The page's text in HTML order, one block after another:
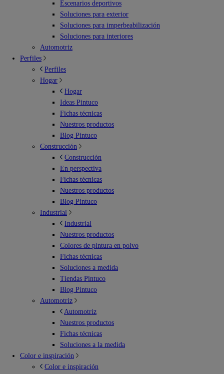
Escenarios deportivos
Soluciones para exterior
Soluciones para imperbeabilización
Soluciones para interiores
Automotriz
Perfiles
Perfiles
Hogar
Hogar
Ideas Pintuco
Fichas técnicas
Nuestros productos
Blog Pintuco
Construcción
Construcción
En perspectiva
Fichas técnicas
Nuestros productos
Blog Pintuco
Industrial
Industrial
Nuestros productos
Colores de pintura en polvo
Fichas técnicas
Soluciones a medida
Tiendas Pintuco
Blog Pintuco
Automotriz
Automotriz
Nuestros productos
Fichas técnicas
Soluciones a la medida
Color e inspiración
Color e inspiración